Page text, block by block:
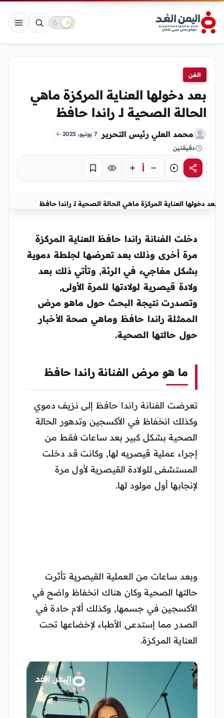
الفن
بعد دخولها العناية المركزة ماهي
الحالة الصحية لـ راندا حافظ
محمد العلي رئيس التحرير
7 يونيو، 2025
دقيقتين
مشاركةاستماع أ تركيز حفظ
بعد دخولها العناية المركزة ماهي الحالة الصحية لـ راندا حافظ
دخلت الفنانة راندا حافظ العناية المركزة
مرة أخرى وذلك بعد تعرضها لجلطة دموية
بشكل مفاجيء في الرئة, وتأتي ذلك بعد
ولادة قيصرية لولادتها للمرة الأولى,
وتصدرت نتيجة البحث حول ماهو مرض
الممثلة راندا حافظ وماهي صحة الأخبار
حول حالتها الصحية.
ما هو مرض الفنانة راندا حافظ
تعرضت الفنانة راندا حافظ إلى نزيف دموي
وكذلك انخفاظ في الأكسجين وتدهور الحالة
الصحية بشكل كبير بعد ساعات فقط من
إجراء عملية قيصريه لها, وكانت قد دخلت
المستشفى للولادة القيصرية لأول مرة
لإنجابها أول مولود لها.
وبعد ساعات من العملية القيصرية تأثرت
حالتها الصحية وكان هناك انخفاظ واضح في
الأكسجين في جسمها, وكذلك ألام حادة في
الصدر مما إستدعى الأطباء لإخضاعها تحت
العناية المركزة.